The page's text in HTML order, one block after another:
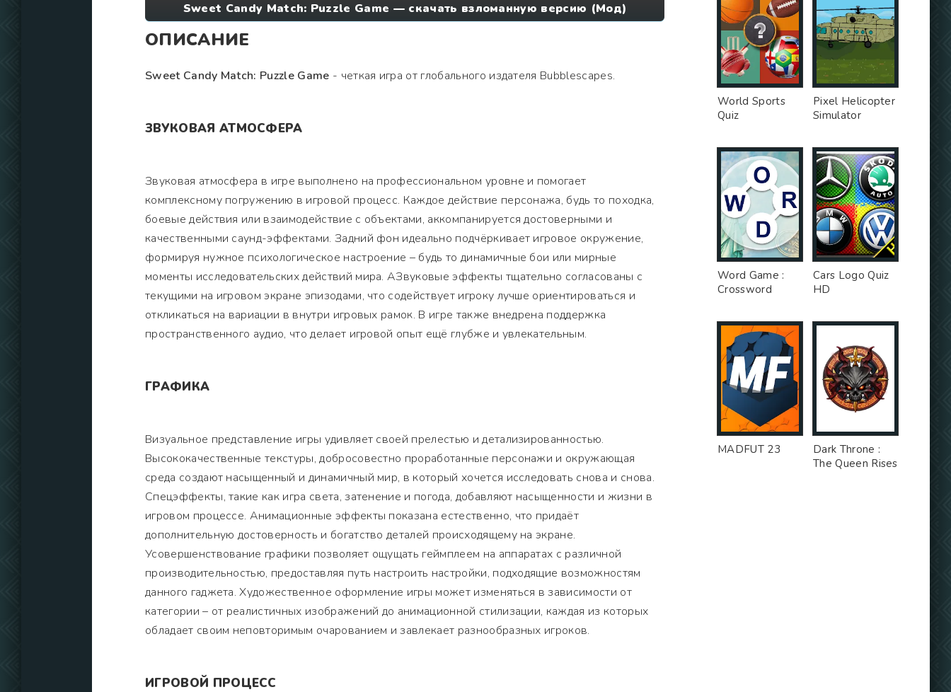
Sweet Candy Match: Puzzle Game — скачать взломанную версию (Мод)
ОПИСАНИЕ
Sweet Candy Match: Puzzle Game - четкая игра от глобального издателя Bubblescapes.
ЗВУКОВАЯ АТМОСФЕРА
Звуковая атмосфера в игре выполнено на профессиональном уровне и помогает
комплексному погружению в игровой процесс. Каждое действие персонажа, будь то походка,
боевые действия или взаимодействие с объектами, аккомпанируется достоверными и
качественными саунд-эффектами. Задний фон идеально подчёркивает игровое окружение,
формируя нужное психологическое настроение – будь то динамичные бои или мирные
моменты исследовательских действий мира. АЗвуковые эффекты тщательно согласованы с
текущими на игровом экране эпизодами, что содействует игроку лучше ориентироваться и
откликаться на вариации в внутри игровых рамок. В игре также внедрена поддержка
пространственного аудио, что делает игровой опыт ещё глубже и увлекательным.
ГРАФИКА
Визуальное представление игры удивляет своей прелестью и детализированностью.
Высококачественные текстуры, добросовестно проработанные персонажи и окружающая
среда создают насыщенный и динамичный мир, в который хочется исследовать снова и снова.
Спецэффекты, такие как игра света, затенение и погода, добавляют насыщенности и жизни в
игровом процессе. Анимационные эффекты показана естественно, что придаёт
дополнительную достоверность и богатство деталей происходящему на экране.
Усовершенствование графики позволяет ощущать геймплеем на аппаратах с различной
производительностью, предоставляя путь настроить настройки, подходящие возможностям
данного гаджета. Художественное оформление игры может изменяться в зависимости от
категории – от реалистичных изображений до анимационной стилизации, каждая из которых
обладает своим неповторимым очарованием и завлекает разнообразных игроков.
ИГРОВОЙ ПРОЦЕСС
World Sports
Quiz
Pixel Helicopter
Simulator
Word Game :
Crossword
Cars Logo Quiz
HD
MADFUT 23
Dark Throne :
The Queen Rises